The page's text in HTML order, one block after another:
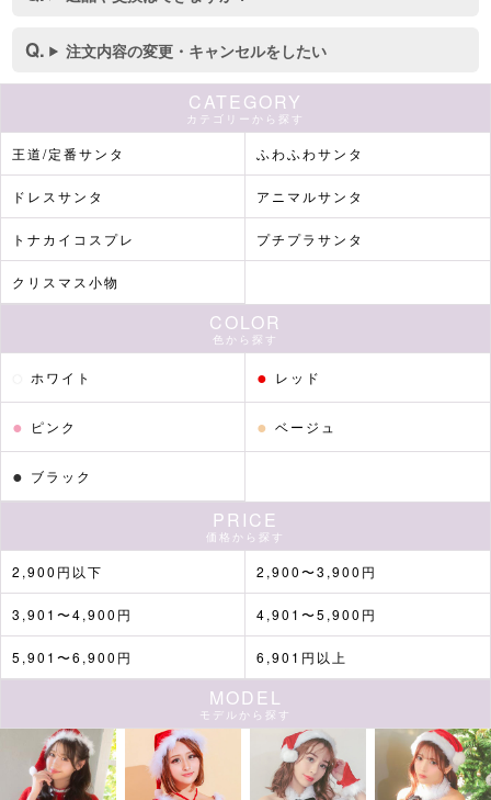
■カラーバリエーション
注文内容の変更・キャンセルをしたい
CATEGORY
カテゴリーから探す
王道/定番サンタ ふわふわサンタ
ドレスサンタ アニマルサンタ
トナカイコスプレ プチプラサンタ
クリスマス小物
COLOR
色から探す
ホワイト ● レッド
● ピンク ● ベージュ
● ブラック
PRICE
価格から探す
2,900円以下 2,900〜3,900円
3,901〜4,900円 4,901〜5,900円
5,901〜6,900円 6,901円以上
MODEL
モデルから探す